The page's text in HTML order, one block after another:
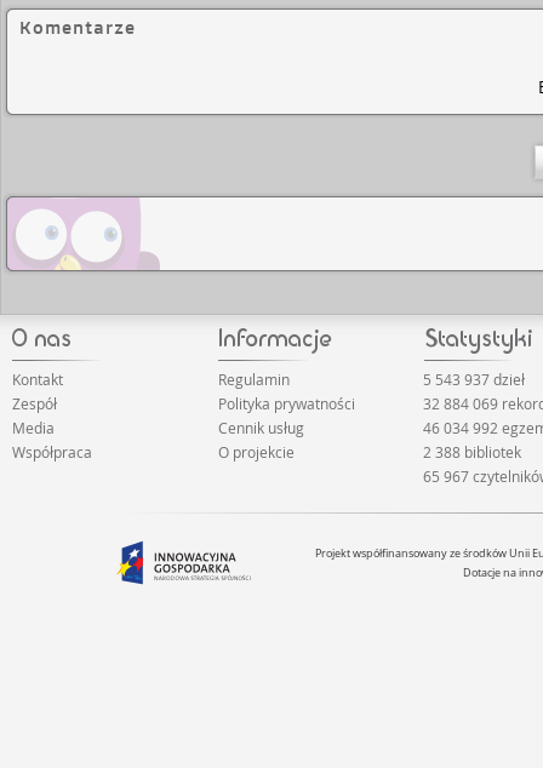
Komentarze
Kontakt
Zespół
Media
Współpraca
Regulamin
Polityka prywatności
Cennik usług
O projekcie
5 543 937 dzieł
32 884 069
46 034 992
2 388 bibliotek
65 967
Projekt współfinansowany ze środków Unii
Dotacje na